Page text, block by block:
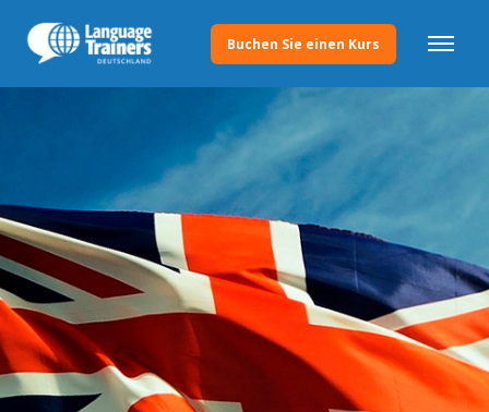
Buchen Sie einen Kurs